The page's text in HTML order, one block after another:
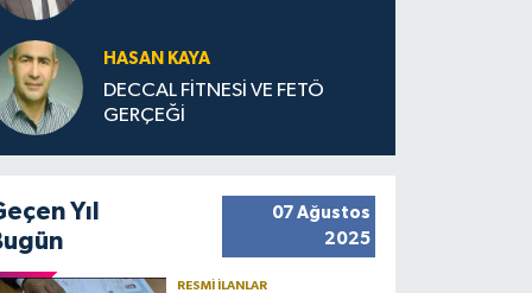
HASAN KAYA
DECCAL FİTNESİ VE FETÖ
GERÇEĞİ
Yıl
07 Ağustos
2025
RESMI İLANLAR